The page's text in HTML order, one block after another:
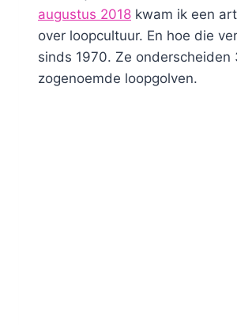
augustus 2018 kwam ik een
over loopcultuur. En hoe die
sinds 1970. Ze onderscheiden
zogenoemde loopgolven.